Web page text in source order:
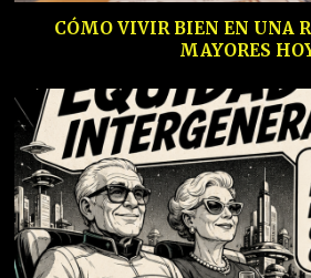
CÓMO VIVIR BIEN EN UNA
MAYORES